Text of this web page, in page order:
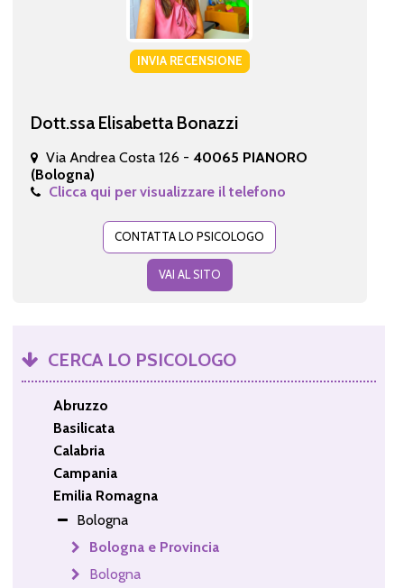
INVIA RECENSIONE
Dott.ssa Elisabetta Bonazzi
Via Andrea Costa 126 - 40065 PIANORO
(Bologna)
Clicca qui per visualizzare il telefono
CONTATTA LO PSICOLOGO
VAI AL SITO
CERCA LO PSICOLOGO
Abruzzo
Basilicata
Calabria
Campania
Emilia Romagna
Bologna
Bologna e Provincia
Bologna